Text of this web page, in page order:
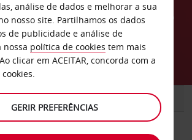
carros Nogent-
COMERCIAIS
análise de dados e melhorar a sua
nosso site. Partilhamos os dados
de publicidade e análise de
nossa política de cookies tem mais
clicar em ACEITAR, concorda com a
GERIR PREFERÊNCIAS